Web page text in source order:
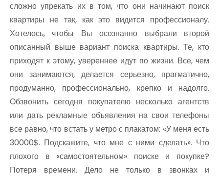
сложно упрекать их в том, что они начинают поиск
квартиры не так, как это видится профессионалу.
Хотелось, чтобы Вы осознанно выбрали второй
описанный выше вариант поиска квартиры. Те, кто
приходят к этому, увереннее идут по жизни. Все, чем
они занимаются, делается серьезно, прагматично,
продуманно, профессионально, крепко и надолго.
Обзвонить сегодня покупателю несколько агентств
или дать рекламные объявления на свои телефоны
все равно, что встать у метро с плакатом: «У меня есть
30000$. Подскажите, что мне с ними сделать». Что
плохого в «самостоятельном» поиске и покупке?
Потеря времени. Дело не только в звонках и